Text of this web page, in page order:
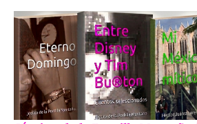
contenido